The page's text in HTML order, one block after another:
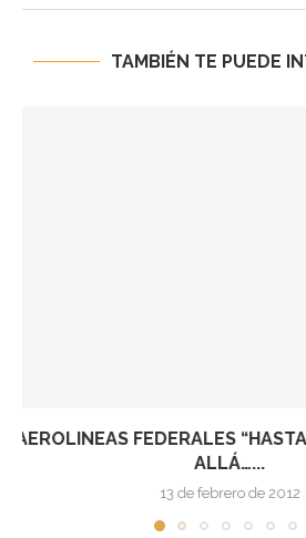
TAMBIÉN TE PUEDE
12NOV: ROBERT RODRIGO
«WRATH» (+...
8 de noviembre de